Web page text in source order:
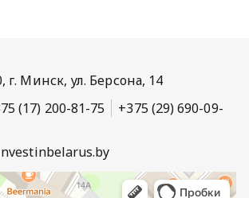
г. Минск, ул. Берсона, 14
(17) 200-81-75
+375 (29) 690-09-